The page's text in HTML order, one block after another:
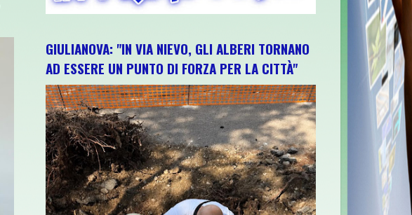
GIULIANOVA: "IN VIA NIEVO, GLI ALBERI TORNANO
AD ESSERE UN PUNTO DI FORZA PER LA CITTÀ"